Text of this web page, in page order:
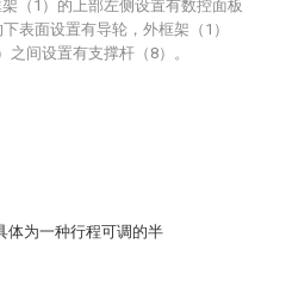
体为一种行程可调的半
（1）的上部左侧设置有数控面板
表面设置有导轮，外框架（1）
之间设置有支撑杆（8）。